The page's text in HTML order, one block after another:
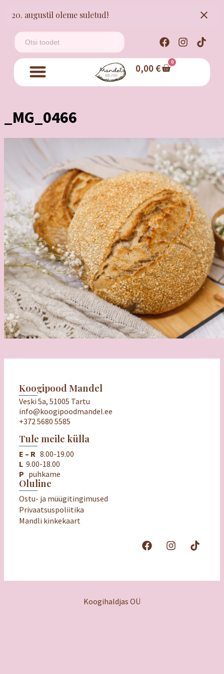
20. augustil oleme suletud!
0,00 € 0
_MG_0466
Koogipood Mandel
Veski 5a, 51005 Tartu
info@koogipoodmandel.ee
+372 5680 5585
Tule meile külla
E – R 8.00-19.00
L 9.00-18.00
P puhkame
Oluline
Ostu- ja müügitingimused
Privaatsuspoliitika
Mandli kinkekaart
Koogihaldjas OÜ